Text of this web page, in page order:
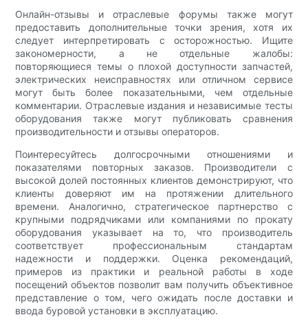
Онлайн-отзывы и отраслевые форумы также могут
предоставить дополнительные точки зрения, хотя их
следует интерпретировать с осторожностью. Ищите
закономерности, а не отдельные жалобы:
повторяющиеся темы о плохой доступности запчастей,
электрических неисправностях или отличном сервисе
могут быть более показательными, чем отдельные
комментарии. Отраслевые издания и независимые тесты
оборудования также могут публиковать сравнения
производительности и отзывы операторов.
Поинтересуйтесь долгосрочными отношениями и
показателями повторных заказов. Производители с
высокой долей постоянных клиентов демонстрируют, что
клиенты доверяют им на протяжении длительного
времени. Аналогично, стратегическое партнерство с
крупными подрядчиками или компаниями по прокату
оборудования указывает на то, что производитель
соответствует профессиональным стандартам
надежности и поддержки. Оценка рекомендаций,
примеров из практики и реальной работы в ходе
посещений объектов позволит вам получить объективное
представление о том, чего ожидать после доставки и
ввода буровой установки в эксплуатацию.